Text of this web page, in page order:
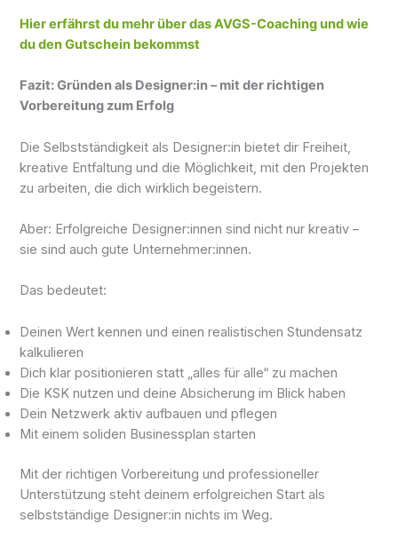
Hier erfährst du mehr über das AVGS-Coaching und wie
du den Gutschein bekommst
Fazit: Gründen als Designer:in – mit der richtigen
Vorbereitung zum Erfolg
Die Selbstständigkeit als Designer:in bietet dir Freiheit,
kreative Entfaltung und die Möglichkeit, mit den Projekten
zu arbeiten, die dich wirklich begeistern.
Aber: Erfolgreiche Designer:innen sind nicht nur kreativ –
sie sind auch gute Unternehmer:innen.
Das bedeutet:
Deinen Wert kennen und einen realistischen Stundensatz
kalkulieren
Dich klar positionieren statt „alles für alle“ zu machen
Die KSK nutzen und deine Absicherung im Blick haben
Dein Netzwerk aktiv aufbauen und pflegen
Mit einem soliden Businessplan starten
Mit der richtigen Vorbereitung und professioneller
Unterstützung steht deinem erfolgreichen Start als
selbstständige Designer:in nichts im Weg.